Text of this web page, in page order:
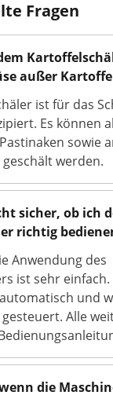
Fragen
außer
ist für das
Es können
sowie
werden.
sicher, ob ich
richtig
Anwendung des
ist sehr
und
Alle
die